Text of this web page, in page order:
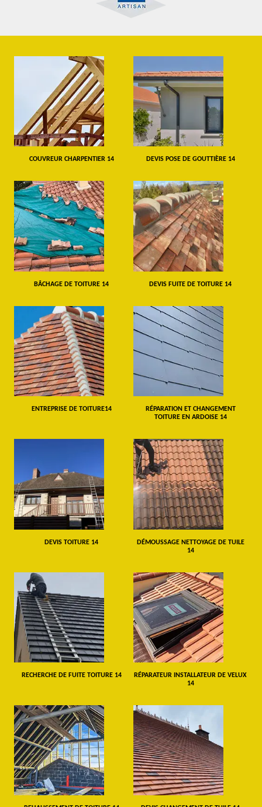
COUVREUR CHARPENTIER 14 DEVIS POSE DE GOUTTIÈRE 14
BÂCHAGE DE TOITURE 14 DEVIS FUITE DE TOITURE 14
ENTREPRISE DE TOITURE14
RÉPARATION ET CHANGEMENT
TOITURE EN ARDOISE 14
DEVIS TOITURE 14
DÉMOUSSAGE NETTOYAGE DE TUILE
14
RECHERCHE DE FUITE TOITURE 14
RÉPARATEUR INSTALLATEUR DE VELUX
14